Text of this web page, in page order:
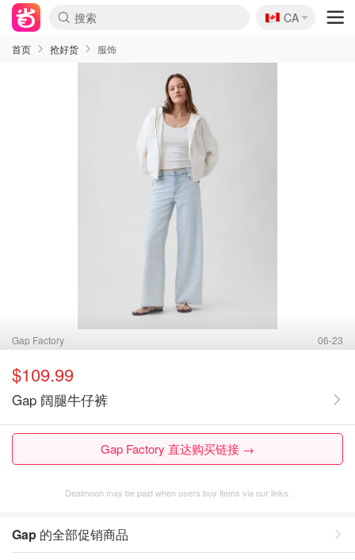
🇨🇦
CA
首页 抢好货 服饰
Gap Factory 06-23
$109.99
Gap 阔腿牛仔裤
Gap Factory 直达购买链接 →
Dealmoon may be paid when users buy items via our links.
Gap 的全部促销商品